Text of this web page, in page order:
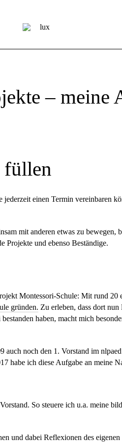
– meine
füllen
einen Termin vereinbaren
mit anderen etwas zu
Projekte und ebenso Beständige.
Montessori-Schule: Mit rund
gründen. Zu erleben, dass dort
haben, macht mich
noch den 1. Vorstand im
habe ich diese Aufgabe an meine
So steuere ich u.a. meine
und dabei Reflexionen des